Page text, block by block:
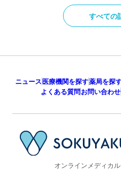
すべての
ニュース医療機関を探す薬局を探
よくある質問お問い合わせ
オンラインメディカ